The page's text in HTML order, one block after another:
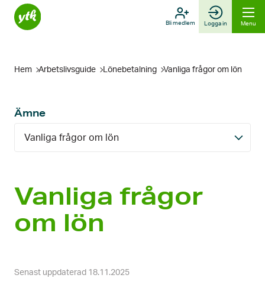
Skip
Bli medlem Logga in Menu
Hem Arbetslivsguide Löne­betalning Vanliga frågor om lön
Ämne
Vanliga frågor om lön
Vanliga frågor
om lön
Senast uppdaterad 18.11.2025